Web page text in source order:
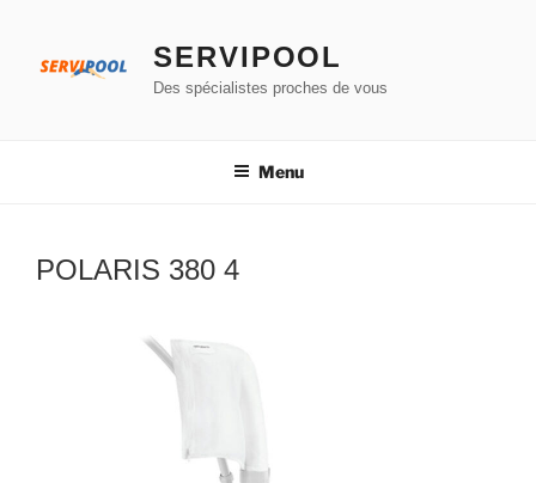
contenu
SERVIPOOL
Des spécialistes proches de vous
Menu
POLARIS 380 4